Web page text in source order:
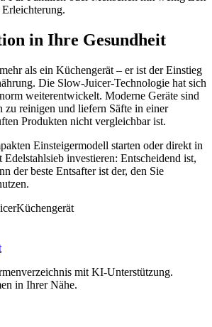
in Ihre Gesundheit
als ein Küchengerät – er ist der Einstieg
Die Slow-Juicer-Technologie hat sich
weiterentwickelt. Moderne Geräte sind
zu reinigen und liefern Säfte in einer
Produkten nicht vergleichbar ist.
Einsteigermodell starten oder direkt in
investieren: Entscheidend ist,
der beste Entsafter ist der, den Sie
Küchengerät
mit KI-Unterstützung.
in Ihrer Nähe.